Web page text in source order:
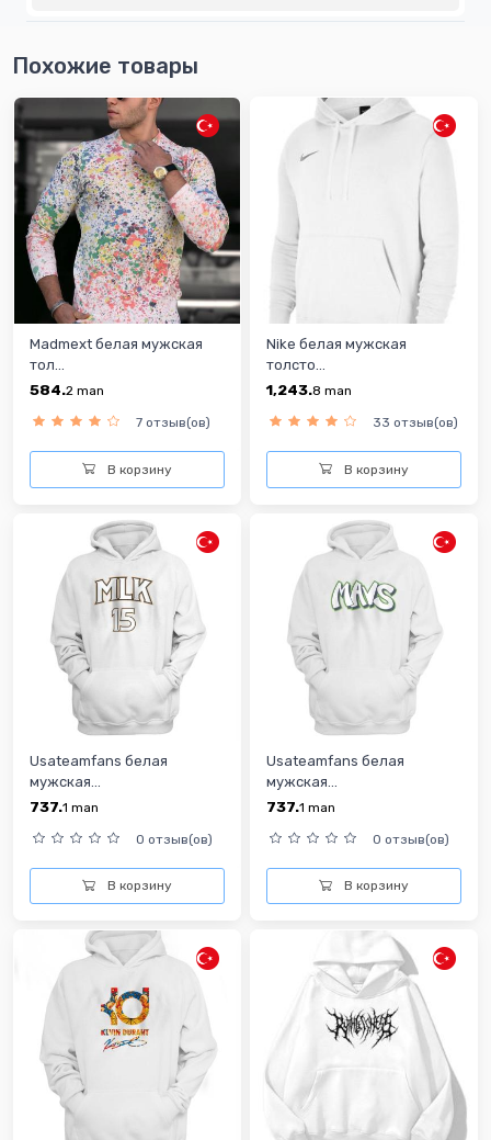
Похожие товары
Madmext белая мужская
тол...
584.2 man
7 отзыв(ов)
В корзину
Nike белая мужская
толсто...
1,243.8 man
33 отзыв(ов)
В корзину
Usateamfans белая
мужская...
737.1 man
0 отзыв(ов)
В корзину
Usateamfans белая
мужская...
737.1 man
0 отзыв(ов)
В корзину